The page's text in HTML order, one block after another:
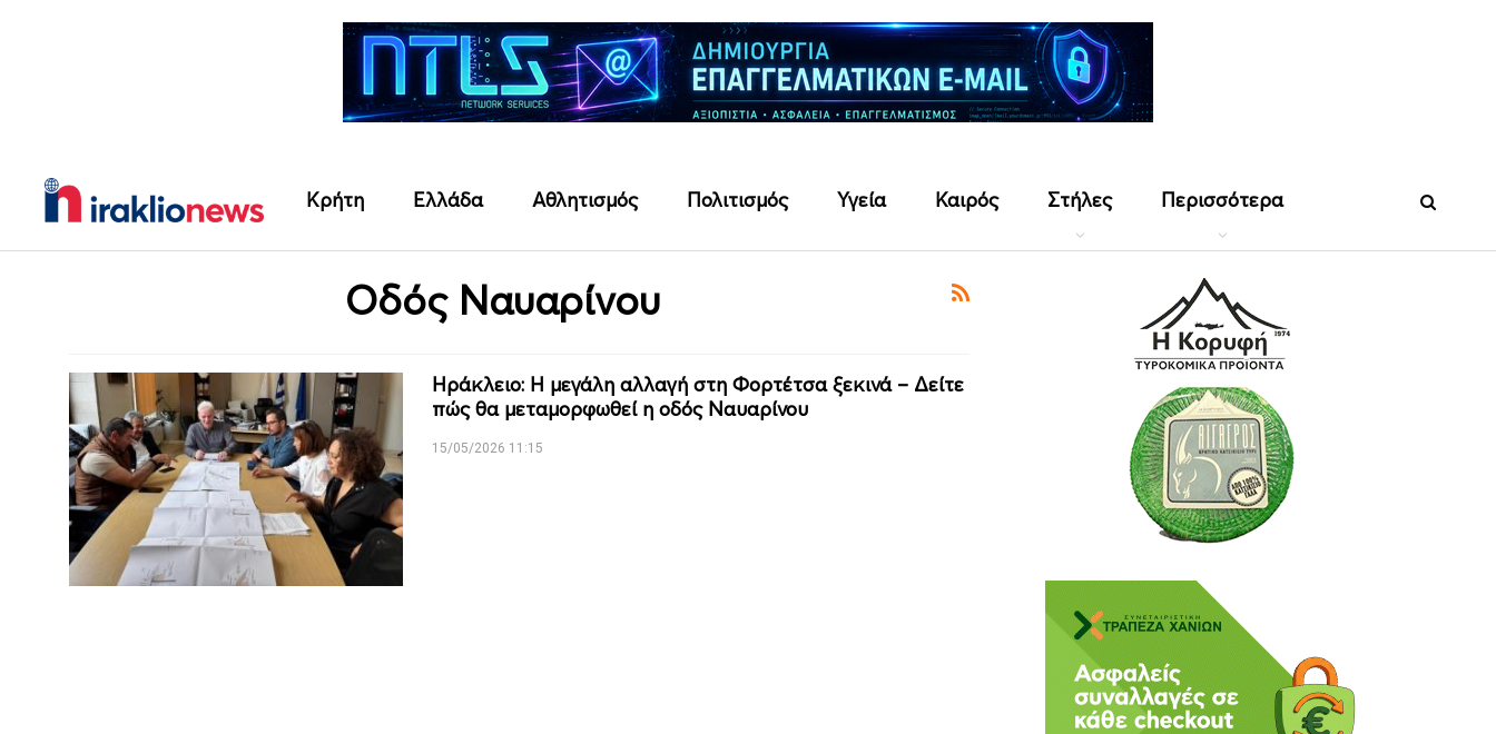
Κρήτη Ελλάδα Αθλητισμός Πολιτισμός Υγεία Καιρός Στήλες Περισσότερα
Οδός Ναυαρίνου
Ηράκλειο: Η μεγάλη αλλαγή στη Φορτέτσα ξεκινά – Δείτε
πώς θα μεταμορφωθεί η οδός Ναυαρίνου
15/05/2026 11:15